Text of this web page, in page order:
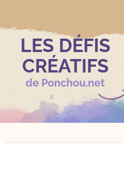
LES DÉFIS
CRÉATIFS
de Ponchou.net